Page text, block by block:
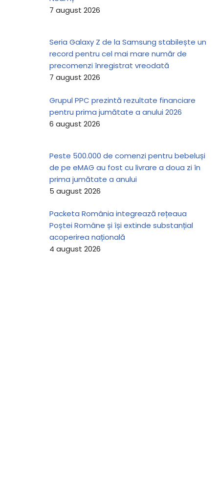
7 august 2026
Seria Galaxy Z de la Samsung stabilește un
record pentru cel mai mare număr de
precomenzi înregistrat vreodată
7 august 2026
Grupul PPC prezintă rezultate financiare
pentru prima jumătate a anului 2026
6 august 2026
Peste 500.000 de comenzi pentru bebeluși
de pe eMAG au fost cu livrare a doua zi în
prima jumătate a anului
5 august 2026
Packeta România integrează rețeaua
Poștei Române și își extinde substanțial
acoperirea națională
4 august 2026